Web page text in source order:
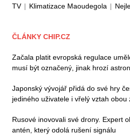
TV | Klimatizace Maoudegola |
ČLÁNKY CHIP.CZ
Začala platit evropská regulace
musí být označený, jinak hrozí
Japonský vývojář přidá do své hry
jediného uživatele i vřelý vztah obou
Rusové inovovali své drony. Expert
antén, který odolá rušení signálu